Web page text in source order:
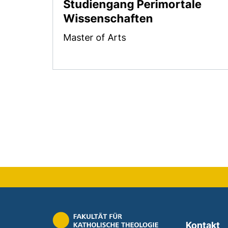
Studiengang Perimortale
Wissenschaften
Master of Arts
Kontakt